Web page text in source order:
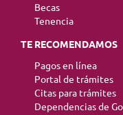
Becas
Tenencia
TE RECOMENDAMOS
Pagos en línea
Portal de trámites
Citas para trámites
Dependencias de